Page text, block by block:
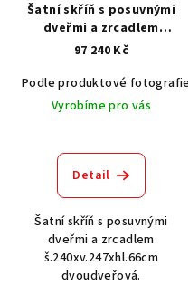
Šatní skříň s posuvnými
dveřmi a zrcadlem
240x247x66 cm P-4066
97 240 Kč
Podle produktové fotografie
Vyrobíme pro vás
Detail
Šatní skříň s posuvnými
dveřmi a zrcadlem
š.240xv.247xhl.66cm
dvoudveřová.